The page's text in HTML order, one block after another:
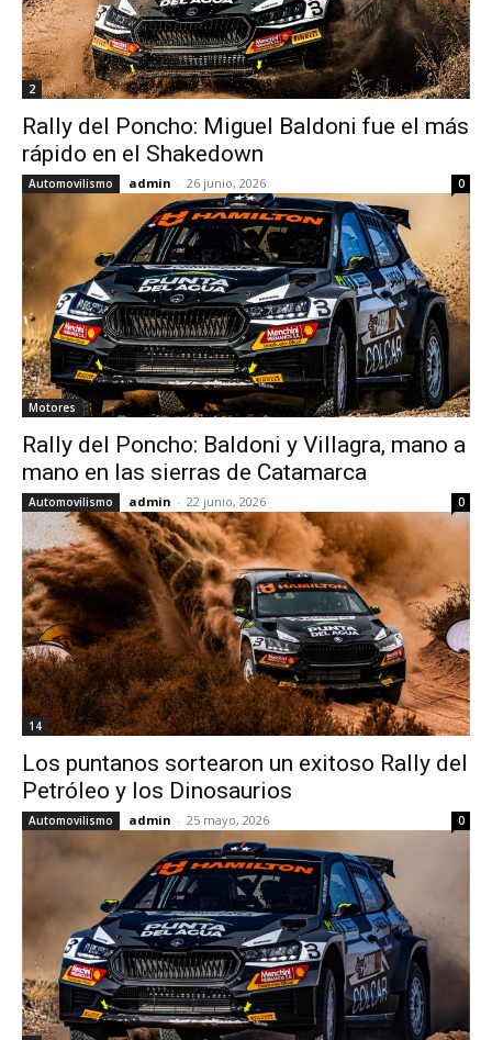
2
Rally del Poncho: Miguel Baldoni fue el más
rápido en el Shakedown
Automovilismo admin - 26 junio, 2026 0
Motores
Rally del Poncho: Baldoni y Villagra, mano a
mano en las sierras de Catamarca
Automovilismo admin - 22 junio, 2026 0
14
Los puntanos sortearon un exitoso Rally del
Petróleo y los Dinosaurios
Automovilismo admin - 25 mayo, 2026 0